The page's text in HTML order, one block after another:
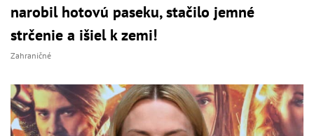
narobil hotovú paseku, stačilo jemné
strčenie a išiel k zemi!
Zahraničné